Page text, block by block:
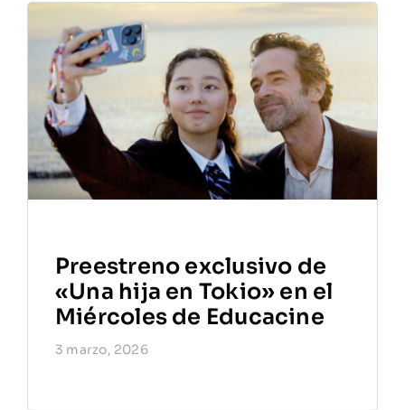
Preestreno exclusivo de
«Una hija en Tokio» en el
Miércoles de Educacine
3 marzo, 2026